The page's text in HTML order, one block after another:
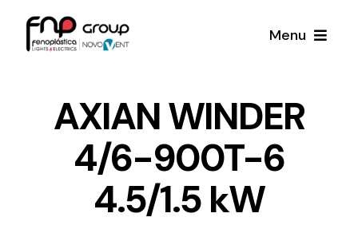
Menu
Noticias
Proyectos
AXIAN WINDER
4/6-900T-6
4.5/1.5 kW